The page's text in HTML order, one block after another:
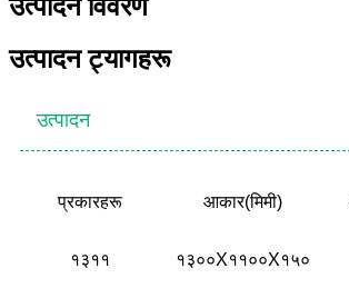
उत्पादन विवरण
उत्पादन ट्यागहरू
उत्पादन
प्रकारहरू आकार(मिमी)
१३११ १३००X११००X१५०